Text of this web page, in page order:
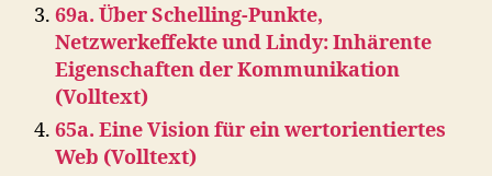
69a. Über Schelling-Punkte,
Netzwerkeffekte und Lindy: Inhärente
Eigenschaften der Kommunikation
(Volltext)
65a. Eine Vision für ein wertorientiertes
Web (Volltext)